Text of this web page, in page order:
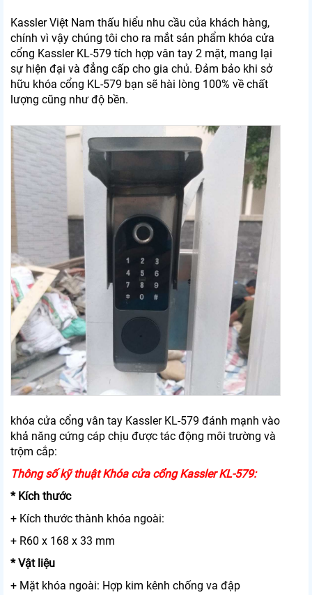
Kassler Việt Nam thấu hiểu nhu cầu của khách hàng,
chính vì vậy chúng tôi cho ra mắt sản phẩm khóa cửa
cổng Kassler KL-579 tích hợp vân tay 2 mặt, mang lại
sự hiện đại và đẳng cấp cho gia chủ. Đảm bảo khi sở
hữu khóa cổng KL-579 bạn sẽ hài lòng 100% về chất
lượng cũng như độ bền.
khóa cửa cổng vân tay Kassler KL-579 đánh mạnh vào
khả năng cứng cáp chịu được tác động môi trường và
trộm cắp:
Thông số kỹ thuật Khóa cửa cổng Kassler KL-579:
* Kích thước
+ Kích thước thành khóa ngoài:
+ R60 x 168 x 33 mm
* Vật liệu
+ Mặt khóa ngoài: Hợp kim kênh chống va đập